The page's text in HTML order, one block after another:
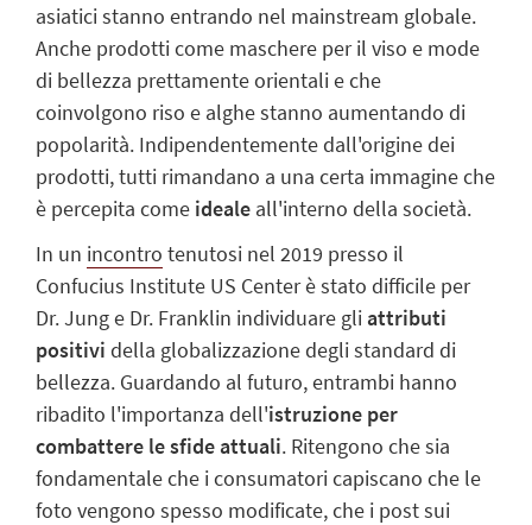
asiatici stanno entrando nel mainstream globale.
Anche prodotti come maschere per il viso e mode
di bellezza prettamente orientali e che
coinvolgono riso e alghe stanno aumentando di
popolarità. Indipendentemente dall'origine dei
prodotti, tutti rimandano a una certa immagine che
è percepita come ideale all'interno della società.
In un incontro tenutosi nel 2019 presso il
Confucius Institute US Center è stato difficile per
Dr. Jung e Dr. Franklin individuare gliattributi
positivi della globalizzazione degli standard di
bellezza. Guardando al futuro, entrambi hanno
ribadito l'importanza dell'istruzione per
combattere le sfide attuali. Ritengono che sia
fondamentale che i consumatori capiscano che le
foto vengono spesso modificate, che i post sui